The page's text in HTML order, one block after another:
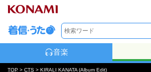
音楽
TOP > CTS > KIRALI KANATA (Album Edit)